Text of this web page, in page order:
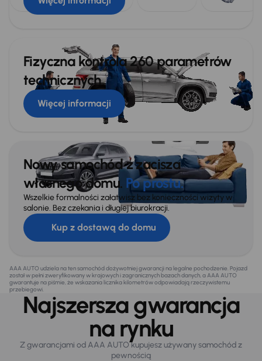
Fizyczna kontrola 260 parametrów
technicznych
Więcej informacji
Nowy samochód z zacisza
własnego domu. Po prostu.
Wszelkie formalności załatwisz bez konieczności wizyty w
salonie. Bez czekania i długiej biurokracji.
Kup z dostawą do domu
AAA AUTO udziela na ten samochód dożywotniej gwarancji na legalne pochodzenie. Pojazd
został w pełni zweryfikowany w krajowych i zagranicznych bazach danych, a AAA AUTO
gwarantuje na piśmie, że wskazania licznika kilometrów odpowiadają rzeczywistemu
przebiegowi.
Najszersza gwarancja
na rynku
Z gwarancjami od AAA AUTO kupujesz używany samochód z
pewnością